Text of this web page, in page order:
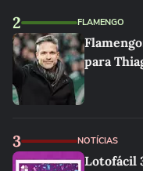
2 FLAMENGO
para
3 NOTÍCIAS
Lotofácil